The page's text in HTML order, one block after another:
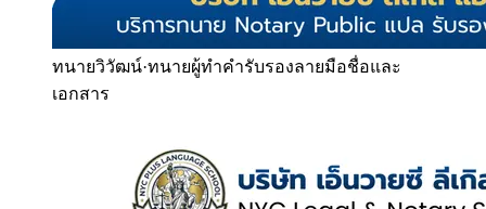
ทนายวิวัฒน์·ทนายผู้ทำคำรับรองลายมือชื่อและ
เอกสาร